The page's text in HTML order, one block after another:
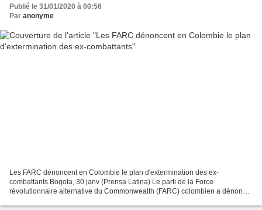
Publié le 31/01/2020 à 00:56
Par anonyme
Les FARC dénoncent en Colombie le plan d'extermination des ex-
combattants Bogota, 30 janv (Prensa Latina) Le parti de la Force
révolutionnaire alternative du Commonwealth (FARC) colombien a dénoncé